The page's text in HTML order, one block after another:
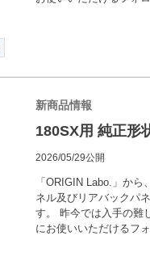
新商品情報
180SX用 純正形
2026/05/29公開
「ORIGIN Labo.」か
ネル及びリアバックパ
す。 昨今では入手の難
にお使いいただけるフ